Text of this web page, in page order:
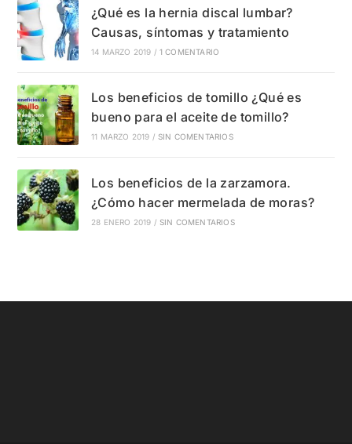
¿Qué es la hernia discal lumbar?
Causas, síntomas y tratamiento
14 MARZO 2019 / 1 COMENTARIO
Los beneficios de tomillo ¿Qué es
bueno para el aceite de tomillo?
11 MARZO 2019 / SIN COMENTARIOS
Los beneficios de la zarzamora.
¿Cómo hacer mermelada de moras?
28 ENERO 2019 / SIN COMENTARIOS